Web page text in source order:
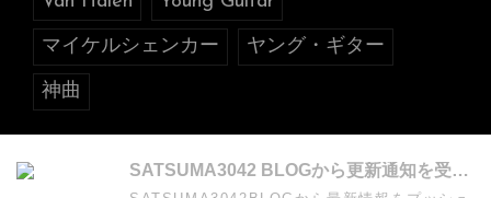
マイケルシェンカー ヤング・ギター
神曲
SATSUMA3042 BLOGから更新通知を受け取る